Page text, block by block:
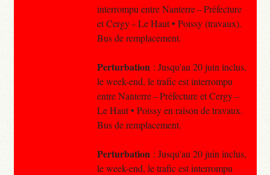
interrompu entre Nanterre – Préfecture
et Cergy – Le Haut • Poissy (travaux).
Bus de remplacement.
Perturbation : Jusqu'au 20 juin inclus,
le week-end, le trafic est interrompu
entre Nanterre – Préfecture et Cergy –
Le Haut • Poissy en raison de travaux.
Bus de remplacement.
Perturbation : Jusqu'au 20 juin inclus,
le week-end, le trafic est interrompu